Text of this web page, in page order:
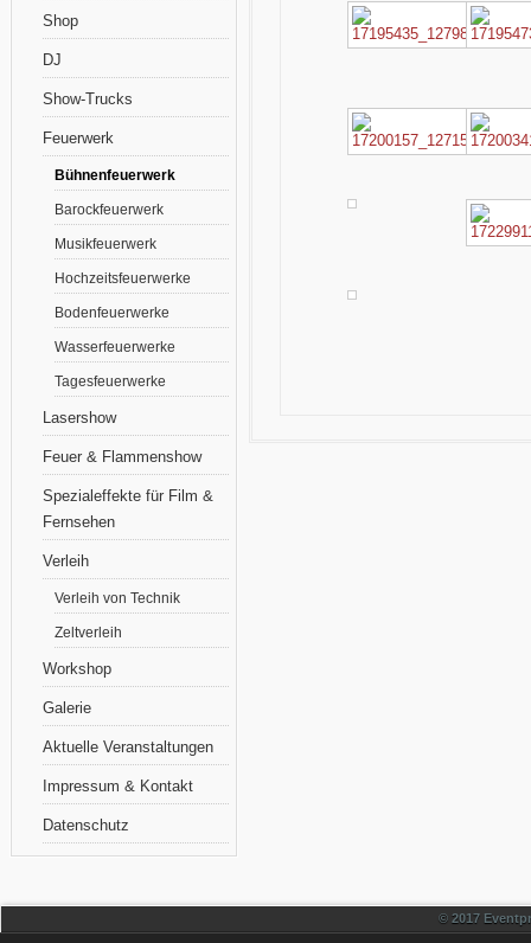
Shop
DJ
Show-Trucks
Feuerwerk
Bühnenfeuerwerk
Barockfeuerwerk
Musikfeuerwerk
Hochzeitsfeuerwerke
Bodenfeuerwerke
Wasserfeuerwerke
Tagesfeuerwerke
Lasershow
Feuer & Flammenshow
Spezialeffekte für Film &
Fernsehen
Verleih
Verleih von Technik
Zeltverleih
Workshop
Galerie
Aktuelle Veranstaltungen
Impressum & Kontakt
Datenschutz
© 2017